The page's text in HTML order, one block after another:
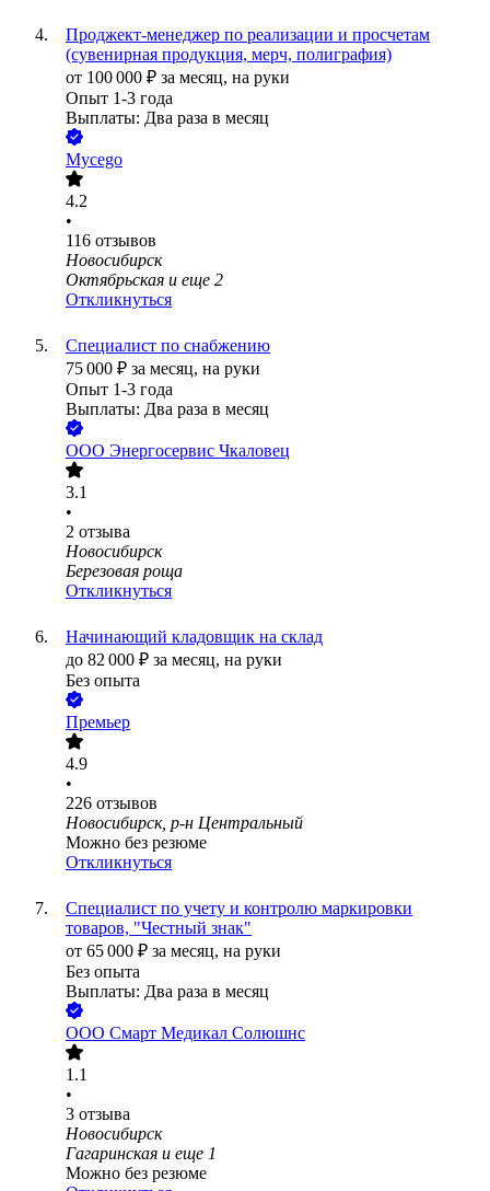
Проджект-менеджер по реализации и просчетам
(сувенирная продукция, мерч, полиграфия)
от 100 000 ₽ за месяц, на руки
Опыт 1-3 года
Выплаты: Два раза в месяц
Mycego
4.2
•
116 отзывов
Новосибирск
Октябрьская и еще 2
Откликнуться
Специалист по снабжению
75 000 ₽ за месяц, на руки
Опыт 1-3 года
Выплаты: Два раза в месяц
ООО Энергосервис Чкаловец
3.1
•
2 отзыва
Новосибирск
Березовая роща
Откликнуться
Начинающий кладовщик на склад
до 82 000 ₽ за месяц, на руки
Без опыта
Премьер
4.9
•
226 отзывов
Новосибирск, р-н Центральный
Можно без резюме
Откликнуться
Специалист по учету и контролю маркировки
товаров, "Честный знак"
от 65 000 ₽ за месяц, на руки
Без опыта
Выплаты: Два раза в месяц
ООО Смарт Медикал Солюшнс
1.1
•
3 отзыва
Новосибирск
Гагаринская и еще 1
Можно без резюме